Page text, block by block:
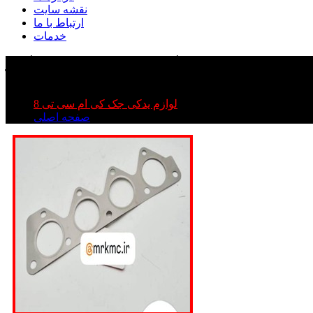
نقشه سایت
ارتباط با ما
خدمات
لوازم یدکی جک کی ام سی تی 8
صفحه اصلی